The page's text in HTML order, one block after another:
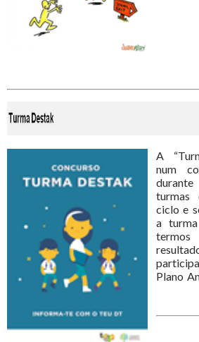
A
num
turmas
ciclo e
a
termos
Plano